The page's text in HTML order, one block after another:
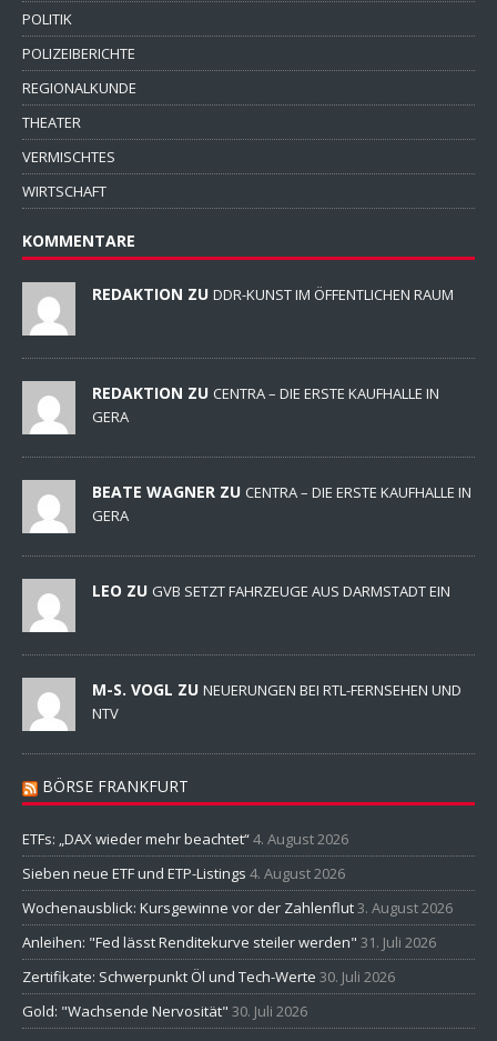
POLITIK
POLIZEIBERICHTE
REGIONALKUNDE
THEATER
VERMISCHTES
WIRTSCHAFT
KOMMENTARE
REDAKTION ZU DDR-KUNST IM ÖFFENTLICHEN RAUM
REDAKTION ZU CENTRA – DIE ERSTE KAUFHALLE IN
GERA
BEATE WAGNER ZU CENTRA – DIE ERSTE KAUFHALLE IN
GERA
LEO ZU GVB SETZT FAHRZEUGE AUS DARMSTADT EIN
M-S. VOGL ZU NEUERUNGEN BEI RTL-FERNSEHEN UND
NTV
BÖRSE FRANKFURT
ETFs: „DAX wieder mehr beachtet“4. August 2026
Sieben neue ETF und ETP-Listings 4. August 2026
Wochenausblick: Kursgewinne vor der Zahlenflut3. August 2026
Anleihen: "Fed lässt Renditekurve steiler werden" 31. Juli 2026
Zertifikate: Schwerpunkt Öl und Tech-Werte 30. Juli 2026
Gold: "Wachsende Nervosität" 30. Juli 2026